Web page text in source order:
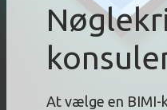
At vælge en BIMI-